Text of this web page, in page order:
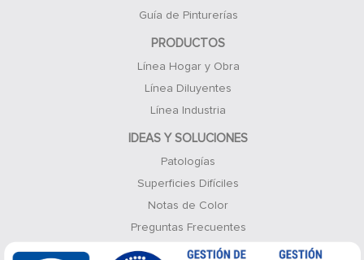
Guía de Pinturerías
PRODUCTOS
Línea Hogar y Obra
Línea Diluyentes
Línea Industria
IDEAS Y SOLUCIONES
Patologías
Superficies Difíciles
Notas de Color
Preguntas Frecuentes